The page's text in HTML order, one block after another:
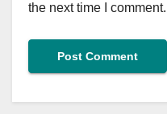
the next time I comment.